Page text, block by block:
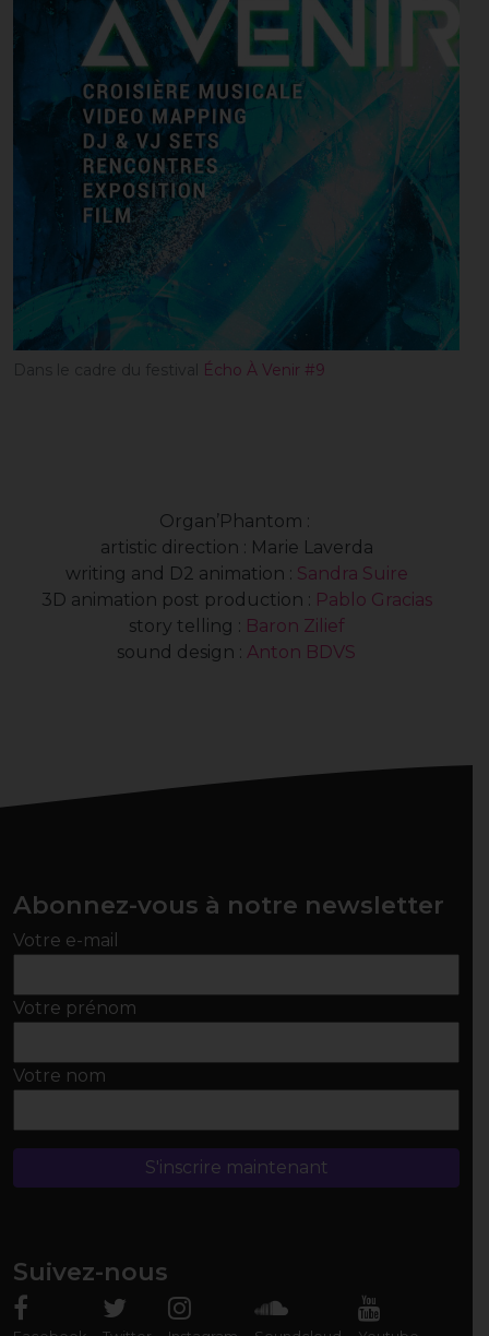
Dans le cadre du festival Écho À Venir #9
Organ’Phantom :
artistic direction : Marie Laverda
writing and D2 animation : Sandra Suire
3D animation post production : Pablo Gracias
story telling : Baron Zilief
sound design : Anton BDVS
Abonnez-vous à notre newsletter
Votre e-mail
Votre prénom
Votre nom
Suivez-nous